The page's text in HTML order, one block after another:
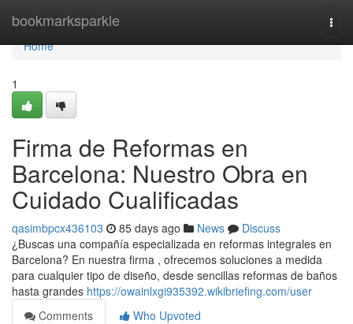
bookmarksparkle
Home
Home
1
Firma de Reformas en
Barcelona: Nuestro Obra en
Cuidado Cualificadas
qasimbpcx436103 85 days ago News
Discuss
¿Buscas una compañía especializada en reformas integrales en
Barcelona? En nuestra firma , ofrecemos soluciones a medida
para cualquier tipo de diseño, desde sencillas reformas de baños
hasta grandes https://owainlxgi935392.wikibriefing.com/user
Comments
Who Upvoted